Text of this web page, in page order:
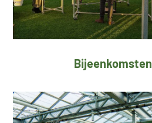
Bijeenkomsten